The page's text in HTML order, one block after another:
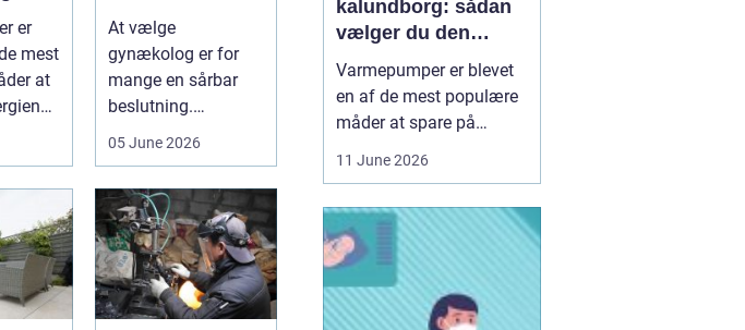
er
mest
at
tryg og
professionel
hjælp
At vælge
gynækolog er for
mange en sårbar
beslutning.
foregår i intime...
05 June 2026
kalundborg: sådan
vælger du den
rigtige løsning
Varmepumper er blevet
en af de mest populære
måder at spare på
Kalundborg står over for
samme spørgsmål: Skal
vi skifte den gamle
varmekilde ud, og er en
11 June 2026